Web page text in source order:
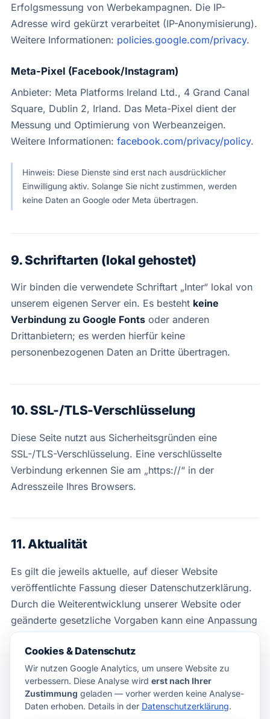
Erfolgsmessung von Werbekampagnen. Die IP-
Adresse wird gekürzt verarbeitet (IP-Anonymisierung).
Weitere Informationen: policies.google.com/privacy.
Meta-Pixel (Facebook/Instagram)
Anbieter: Meta Platforms Ireland Ltd., 4 Grand Canal
Square, Dublin 2, Irland. Das Meta-Pixel dient der
Messung und Optimierung von Werbeanzeigen.
Weitere Informationen: facebook.com/privacy/policy.
Hinweis: Diese Dienste sind erst nach ausdrücklicher
Einwilligung aktiv. Solange Sie nicht zustimmen, werden
keine Daten an Google oder Meta übertragen.
9. Schriftarten (lokal gehostet)
Wir binden die verwendete Schriftart „Inter“ lokal von
unserem eigenen Server ein. Es besteht keine
Verbindung zu Google Fontsoder anderen
Drittanbietern; es werden hierfür keine
personenbezogenen Daten an Dritte übertragen.
10. SSL-/TLS-Verschlüsselung
Diese Seite nutzt aus Sicherheitsgründen eine
SSL-/TLS-Verschlüsselung. Eine verschlüsselte
Verbindung erkennen Sie am „https://“ in der
Adresszeile Ihres Browsers.
11. Aktualität
Es gilt die jeweils aktuelle, auf dieser Website
veröffentlichte Fassung dieser Datenschutzerklärung.
Durch die Weiterentwicklung unserer Website oder
geänderte gesetzliche Vorgaben kann eine Anpassung
erforderlich werden.
Stand: Juli 2026
Cookies & Datenschutz
Wir nutzen Google Analytics, um unsere Website zu
verbessern. Diese Analyse wird erst nach Ihrer
Zustimmung geladen — vorher werden keine Analyse-
Daten erhoben. Details in der Datenschutzerklärung.